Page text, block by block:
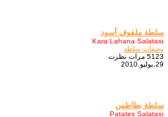
سلطة ملفوف أسود
Kara Lahana Salatası
وصفات سلطة
5123 مرات نظرت
29.يوليو.2010
سلطة بطاطس
Patates Salatası